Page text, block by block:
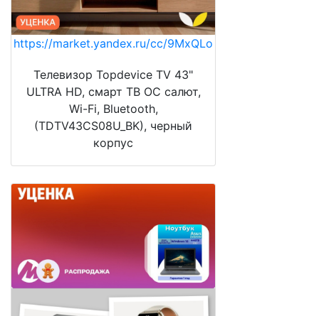
https://market.yandex.ru/cc/9MxQLo
Телевизор Topdevice TV 43"
ULTRA HD, смарт ТВ ОС салют,
Wi-Fi, Bluetooth,
(TDTV43CS08U_BK), черный
корпус